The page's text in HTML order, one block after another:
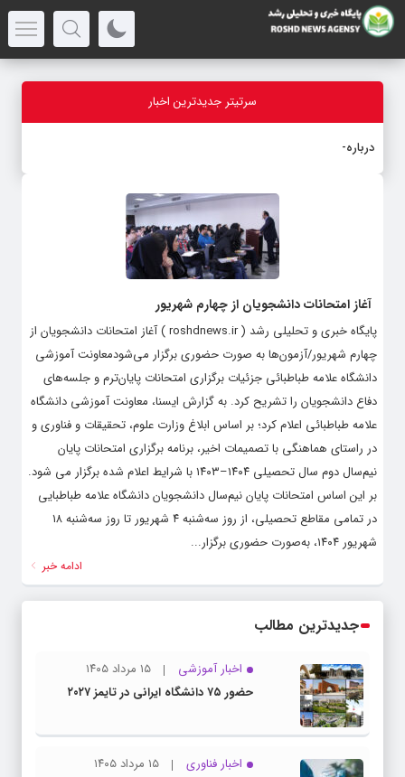
سرتیتر جدیدترین اخبار
درباره قابل
آغاز امتحانات دانشجویان از چهارم شهریور
پایگاه خبری و تحلیلی رشد ( roshdnews.ir ) آغاز امتحانات دانشجویان از
چهارم شهریور/آزمون‌ها به صورت حضوری برگزار می‌شودمعاونت آموزشی
دانشگاه علامه طباطبائی جزئیات برگزاری امتحانات پایان‌ترم و جلسه‌های
دفاع دانشجویان را تشریح کرد. به گزارش ایسنا،‌ معاونت آموزشی دانشگاه
علامه طباطبائی اعلام کرد؛‌ بر اساس ابلاغ وزارت علوم، تحقیقات و فناوری و
در راستای هماهنگی با تصمیمات اخیر، برنامه برگزاری امتحانات پایان
نیم‌سال دوم سال تحصیلی ۱۴۰۴–۱۴۰۳ با شرایط اعلام شده برگزار می شود.
بر این اساس امتحانات پایان نیم‌سال دانشجویان دانشگاه علامه طباطبایی
در تمامی مقاطع تحصیلی، از روز سه‌شنبه ۴ شهریور تا روز سه‌شنبه ۱۸
شهریور ۱۴۰۴، به‌صورت حضوری برگزار...
ادامه خبر
جدیدترین مطالب
اخبار آموزشی
۱۵ مرداد ۱۴۰۵
حضور ۷۵ دانشگاه ایرانی در تایمز ۲۰۲۷
اخبار فناوری
۱۵ مرداد ۱۴۰۵